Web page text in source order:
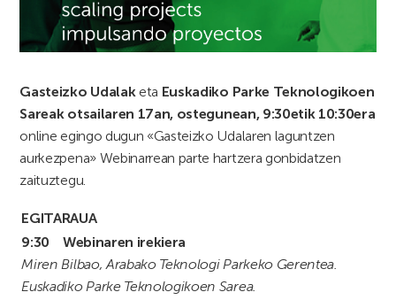
Gasteizko Udalak eta Euskadiko Parke Teknologikoen
Sareak otsailaren 17an, ostegunean, 9:30etik 10:30era
online egingo dugun «Gasteizko Udalaren laguntzen
aurkezpena» Webinarrean parte hartzera gonbidatzen
zaituztegu.
EGITARAUA
9:30 Webinaren irekiera
Miren Bilbao, Arabako Teknologi Parkeko Gerentea.
Euskadiko Parke Teknologikoen Sarea.